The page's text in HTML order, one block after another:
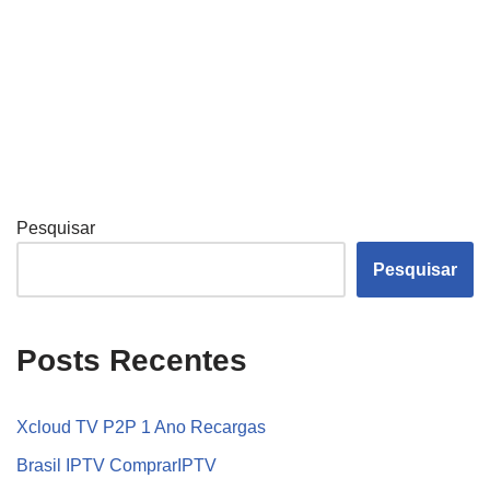
Pesquisar
Pesquisar
Posts Recentes
Xcloud TV P2P 1 Ano Recargas
Brasil IPTV ComprarIPTV